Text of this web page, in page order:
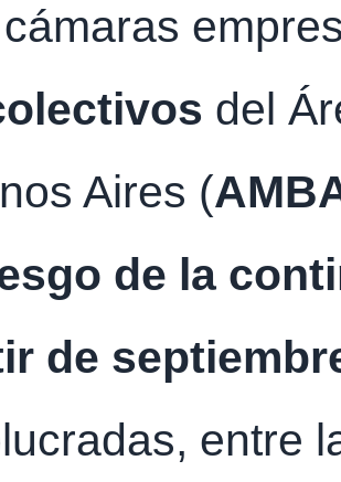
del
Aires (
de la
de
entre